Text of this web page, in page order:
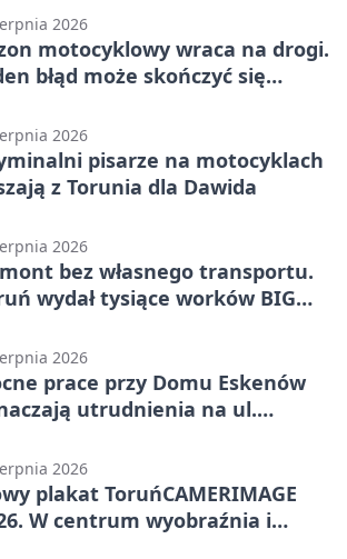
2026
motocyklowy wraca na drogi.
błąd może skończyć się
2026
pisarze na motocyklach
z Torunia dla Dawida
2026
bez własnego transportu.
wydał tysiące worków BIG
2026
prace przy Domu Eskenów
utrudnienia na ul.
2026
plakat ToruńCAMERIMAGE
W centrum wyobraźnia i